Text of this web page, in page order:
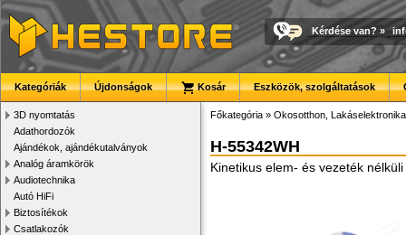
Kérdése van? »
Kategóriák Újdonságok Kosár Eszközök, szolgáltatások
3D nyomtatás
Adathordozók
Ajándékok, ajándékutalványok
Analóg áramkörök
Audiotechnika
Autó HiFi
Biztosítékok
Csatlakozók
Főkategória » Okosotthon, Lakáselektronika
H-55342WH
Kinetikus elem- és vezeték